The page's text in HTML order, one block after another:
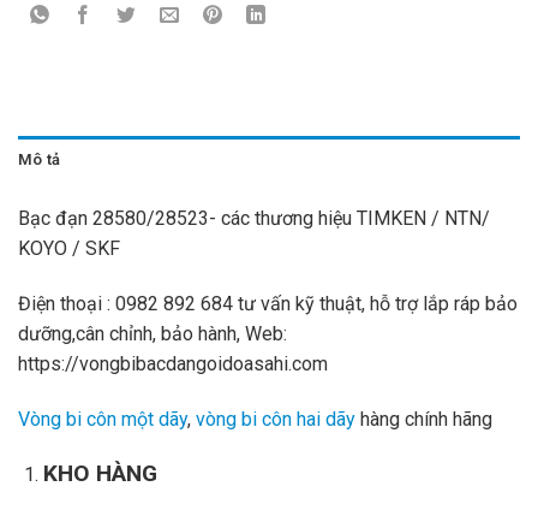
Mô tả
Bạc đạn 28580/28523- các thương hiệu TIMKEN / NTN/
KOYO / SKF
Điện thoại : 0982 892 684 tư vấn kỹ thuật, hỗ trợ lắp ráp bảo
dưỡng,cân chỉnh, bảo hành, Web:
https://vongbibacdangoidoasahi.com
Vòng bi côn một dãy, vòng bi côn hai dãy hàng chính hãng
KHO HÀNG